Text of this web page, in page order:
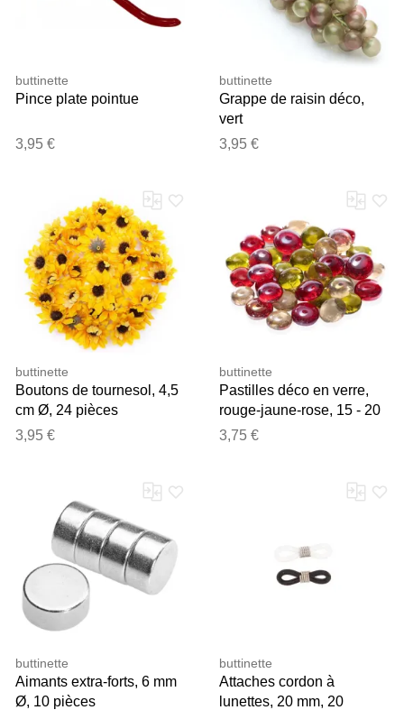
buttinette
Pince plate pointue
3,95 €
buttinette
Grappe de raisin déco,
vert
3,95 €
buttinette
Boutons de tournesol, 4,5
cm Ø, 24 pièces
3,95 €
buttinette
Pastilles déco en verre,
rouge-jaune-rose, 15 - 20
mm, 200 g
3,75 €
buttinette
Aimants extra-forts, 6 mm
Ø, 10 pièces
buttinette
Attaches cordon à
lunettes, 20 mm, 20